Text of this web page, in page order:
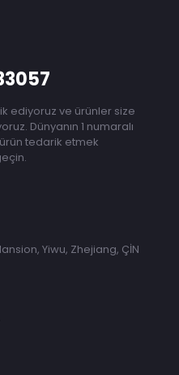
ediyoruz ve ürünler size
Dünyanın 1 numaralı
tedarik etmek
Yiwu, Zhejiang, ÇİN